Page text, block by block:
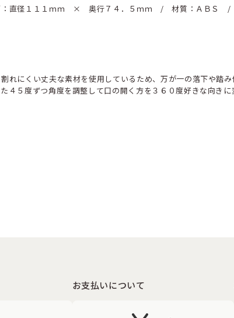
：直径１１１ｍｍ × 奥行７４．５ｍｍ / 材質：ＡＢＳ
れにくい丈夫な素材を使用しているため、万が一の落下や踏
４５度ずつ角度を調整して口の開く方を３６０度好きな向き
お支払いについて